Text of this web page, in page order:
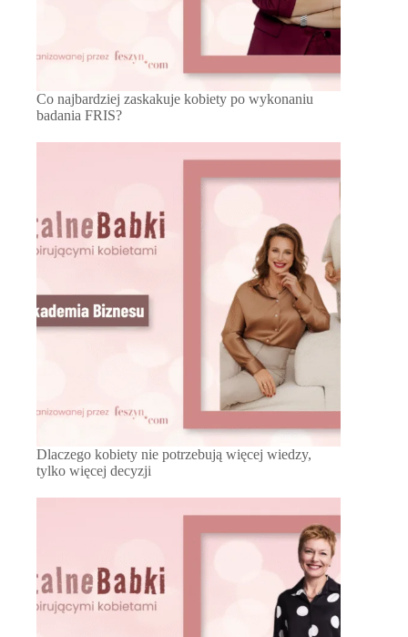
Co najbardziej zaskakuje kobiety po wykonaniu
badania FRIS?
Dlaczego kobiety nie potrzebują więcej wiedzy,
tylko więcej decyzji